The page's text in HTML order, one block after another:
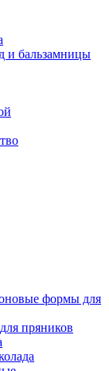
и бальзамницы
формы для
пряников